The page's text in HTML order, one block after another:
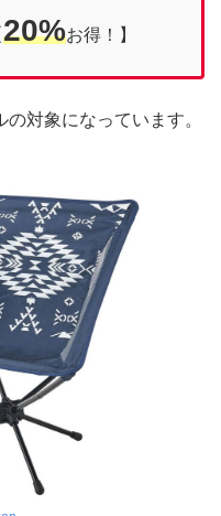
20%お得！】
対象になっています。